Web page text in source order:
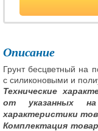
Описание
Грунт бесцветный на
с силиконовыми и
Технические
от указанных на
характеристики
Комплектация